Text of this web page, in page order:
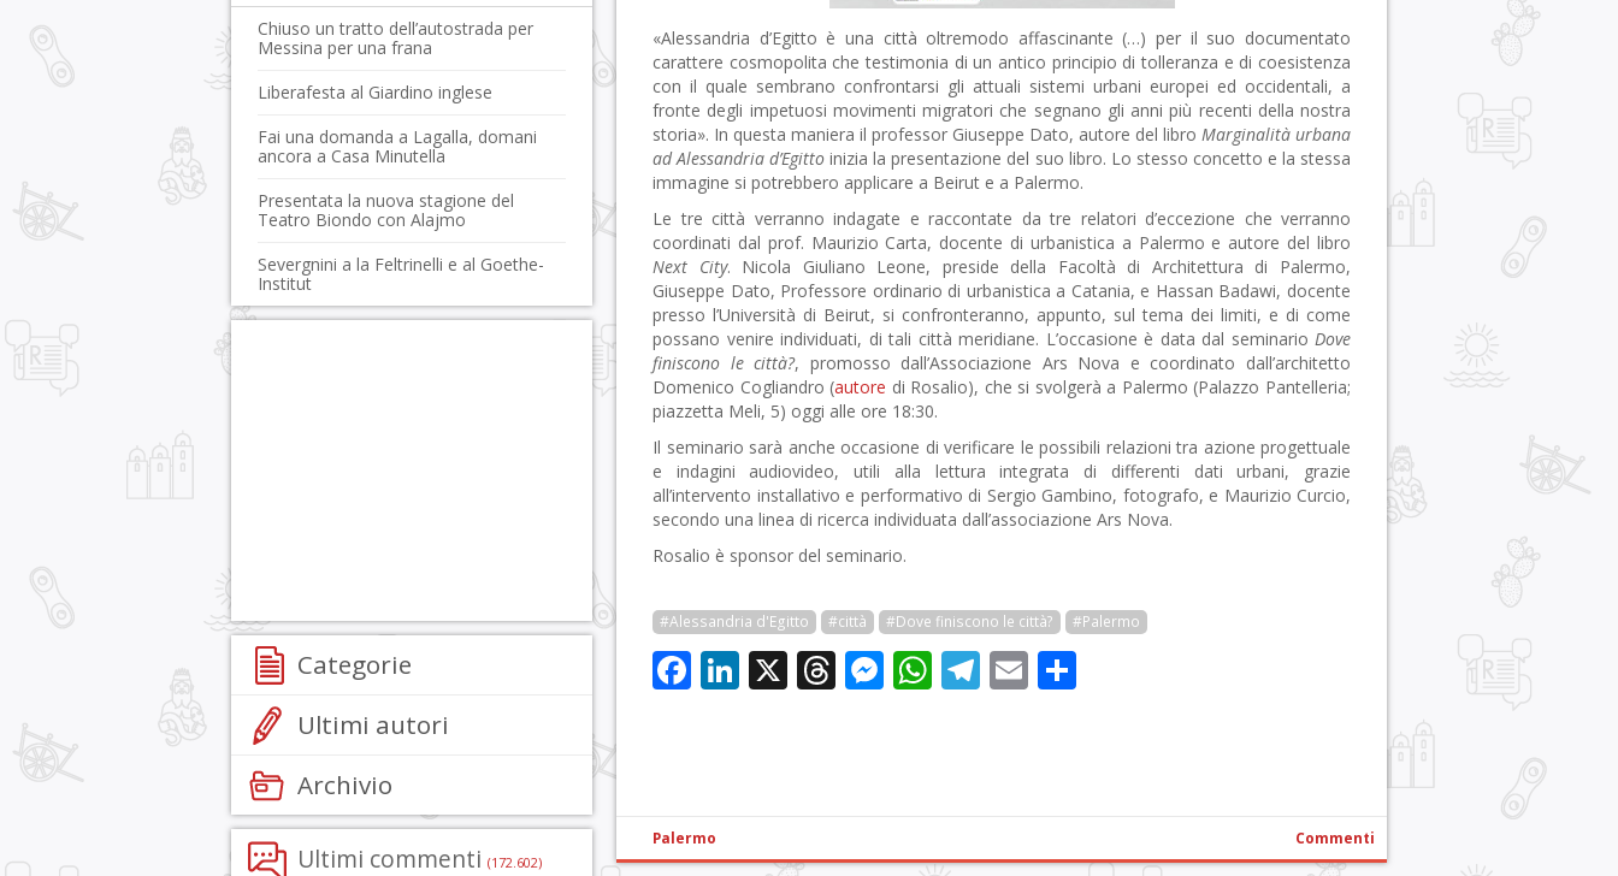
«Alessandria d’Egitto è una città oltremodo affascinante (…) per il suo documentato
carattere cosmopolita che testimonia di un antico principio di tolleranza e di coesistenza
con il quale sembrano confrontarsi gli attuali sistemi urbani europei ed occidentali, a
fronte degli impetuosi movimenti migratori che segnano gli anni più recenti della nostra
storia». In questa maniera il professor Giuseppe Dato, autore del libro Marginalità urbana
ad Alessandria d’Egitto inizia la presentazione del suo libro. Lo stesso concetto e la stessa
immagine si potrebbero applicare a Beirut e a Palermo.
Le tre città verranno indagate e raccontate da tre relatori d’eccezione che verranno
coordinati dal prof. Maurizio Carta, docente di urbanistica a Palermo e autore del libro
Next City. Nicola Giuliano Leone, preside della Facoltà di Architettura di Palermo,
Giuseppe Dato, Professore ordinario di urbanistica a Catania, e Hassan Badawi, docente
presso l’Università di Beirut, si confronteranno, appunto, sul tema dei limiti, e di come
possano venire individuati, di tali città meridiane. L’occasione è data dal seminario Dove
finiscono le città?, promosso dall’Associazione Ars Nova e coordinato dall’architetto
Domenico Cogliandro (autore di Rosalio), che si svolgerà a Palermo (Palazzo Pantelleria;
piazzetta Meli, 5) oggi alle ore 18:30.
Il seminario sarà anche occasione di verificare le possibili relazioni tra azione progettuale
e indagini audiovideo, utili alla lettura integrata di differenti dati urbani, grazie
all’intervento installativo e performativo di Sergio Gambino, fotografo, e Maurizio Curcio,
secondo una linea di ricerca individuata dall’associazione Ars Nova.
Rosalio è sponsor del seminario.
#Alessandria d'Egitto #città #Dove finiscono le città? #Palermo
Facebook
LinkedIn
X Threads
Messenger
WhatsApp
Telegram
Email
Palermo Commenti
Chiuso un tratto dell’autostrada per
Messina per una frana
Liberafesta al Giardino inglese
Fai una domanda a Lagalla, domani
ancora a Casa Minutella
Presentata la nuova stagione del
Teatro Biondo con Alajmo
Severgnini a la Feltrinelli e al Goethe-
Institut
Categorie
Ultimi autori
Archivio
Ultimi commenti (172.602)